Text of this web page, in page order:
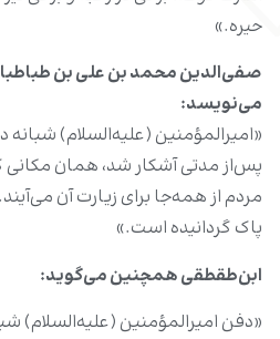
حیره.»
صفی‌الدین محمد بن علی بن
می‌نویسد:
«امیرالمؤمنین (علیه‌السلام)
پس‌از مدتی آشکار شد، همان مکانی
مردم از همه‌جا برای زیارت آن
پاک گردانیده است.»
ابن‌طقطقی همچنین می‌گوید:
«دفن امیرالمؤمنین (علیه‌السلام)